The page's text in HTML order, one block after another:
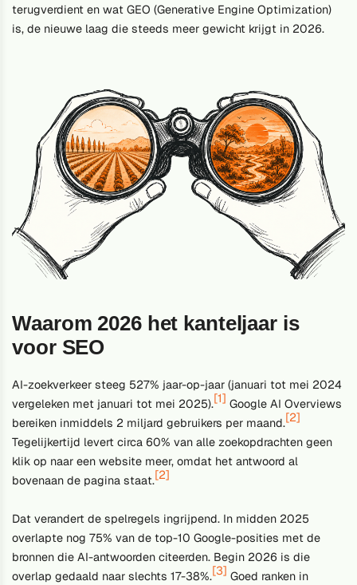
terugverdient en wat GEO (Generative Engine Optimization)
is, de nieuwe laag die steeds meer gewicht krijgt in 2026.
Waarom 2026 het kanteljaar is
voor SEO
AI-zoekverkeer steeg 527% jaar-op-jaar (januari tot mei 2024
vergeleken met januari tot mei 2025).[1] Google AI Overviews
bereiken inmiddels 2 miljard gebruikers per maand.[2]
Tegelijkertijd levert circa 60% van alle zoekopdrachten geen
klik op naar een website meer, omdat het antwoord al
bovenaan de pagina staat.[2]
Dat verandert de spelregels ingrijpend. In midden 2025
overlapte nog 75% van de top-10 Google-posities met de
bronnen die AI-antwoorden citeerden. Begin 2026 is die
overlap gedaald naar slechts 17-38%.[3] Goed ranken in